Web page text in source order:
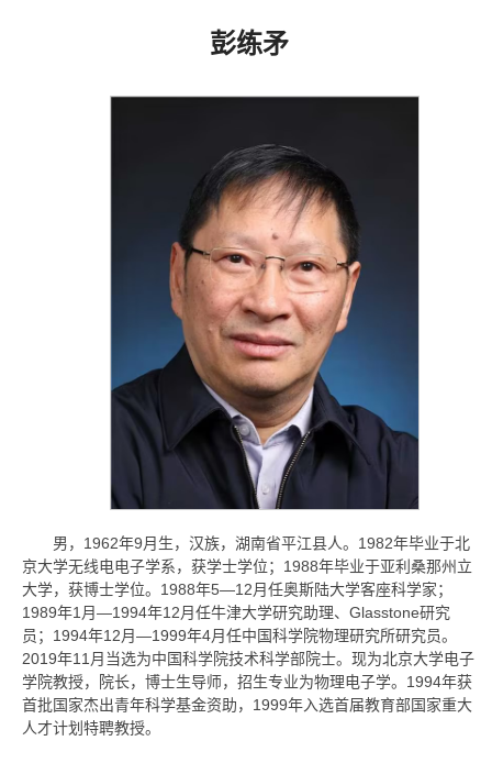
彭练矛
男，1962年9月生，汉族，湖南省平江县人。1982年毕业于北
京大学无线电电子学系，获学士学位；1988年毕业于亚利桑那州立
大学，获博士学位。1988年5—12月任奥斯陆大学客座科学家；
1989年1月—1994年12月任牛津大学研究助理、Glasstone研究
员；1994年12月—1999年4月任中国科学院物理研究所研究员。
2019年11月当选为中国科学院技术科学部院士。现为北京大学电子
学院教授，院长，博士生导师，招生专业为物理电子学。1994年获
首批国家杰出青年科学基金资助，1999年入选首届教育部国家重大
人才计划特聘教授。